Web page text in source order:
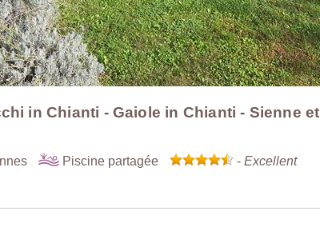
in Chianti - Gaiole in Chianti - Sienne et
Piscine partagée - Excellent